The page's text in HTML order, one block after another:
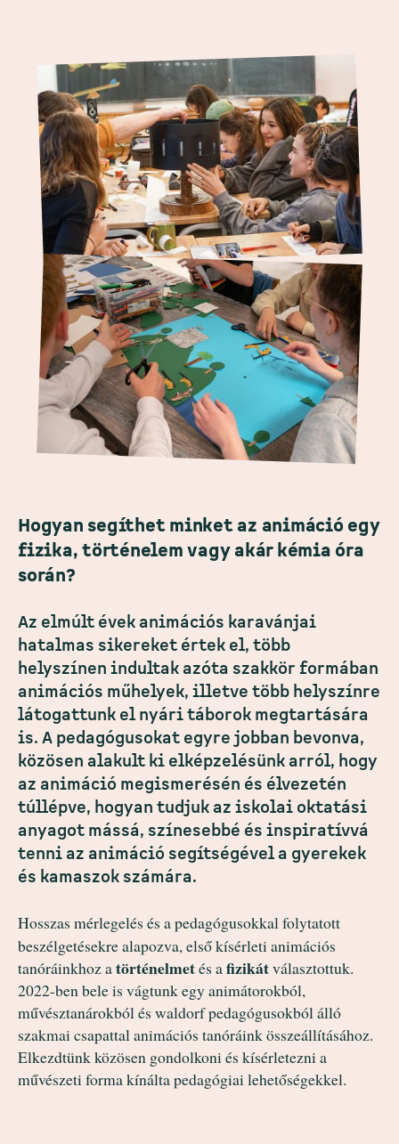
Hogyan segíthet minket az animáció egy
fizika, történelem vagy akár kémia óra
során?
Az elmúlt évek animációs karavánjai
hatalmas sikereket értek el, több
helyszínen indultak azóta szakkör formában
animációs műhelyek, illetve több helyszínre
látogattunk el nyári táborok megtartására
is. A pedagógusokat egyre jobban bevonva,
közösen alakult ki elképzelésünk arról, hogy
az animáció megismerésén és élvezetén
túllépve, hogyan tudjuk az iskolai oktatási
anyagot mássá, színesebbé és inspiratívvá
tenni az animáció segítségével a gyerekek
és kamaszok számára.
Hosszas mérlegelés és a pedagógusokkal folytatott
beszélgetésekre alapozva, első kísérleti animációs
tanóráinkhoz atörténelmetés afizikátválasztottuk.
2022-ben bele is vágtunk egy animátorokból,
művésztanárokból és waldorf pedagógusokból álló
szakmai csapattal animációs tanóráink összeállításához.
Elkezdtünk közösen gondolkoni és kísérletezni a
művészeti forma kínálta pedagógiai lehetőségekkel.